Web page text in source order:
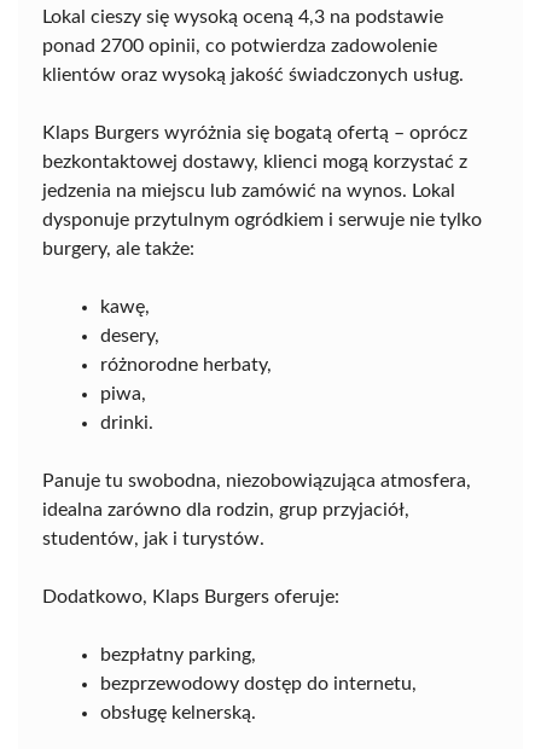
Lokal cieszy się wysoką oceną 4,3 na podstawie
ponad 2700 opinii, co potwierdza zadowolenie
klientów oraz wysoką jakość świadczonych usług.
Klaps Burgers wyróżnia się bogatą ofertą – oprócz
bezkontaktowej dostawy, klienci mogą korzystać z
jedzenia na miejscu lub zamówić na wynos. Lokal
dysponuje przytulnym ogródkiem i serwuje nie tylko
burgery, ale także:
kawę,
desery,
różnorodne herbaty,
piwa,
drinki.
Panuje tu swobodna, niezobowiązująca atmosfera,
idealna zarówno dla rodzin, grup przyjaciół,
studentów, jak i turystów.
Dodatkowo, Klaps Burgers oferuje:
bezpłatny parking,
bezprzewodowy dostęp do internetu,
obsługę kelnerską.